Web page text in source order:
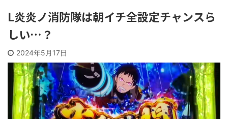
L炎炎ノ消防隊は朝イチ全設定チャンスら
しい…？
2024年5月17日